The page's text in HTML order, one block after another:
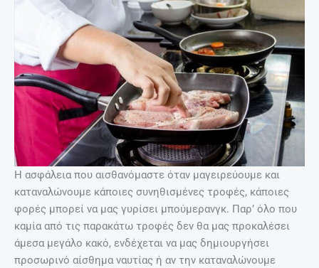
Η ασφάλεια που αισθανόμαστε όταν μαγειρεύουμε και
καταναλώνουμε κάποιες συνηθισμένες τροφές, κάποιες
φορές μπορεί να μας γυρίσει μπούμερανγκ. Παρ’ όλο που
καμία από τις παρακάτω τροφές δεν θα μας προκαλέσει
άμεσα μεγάλο κακό, ενδέχεται να μας δημιουργήσει
προσωρινό αίσθημα ναυτίας ή αν την καταναλώνουμε